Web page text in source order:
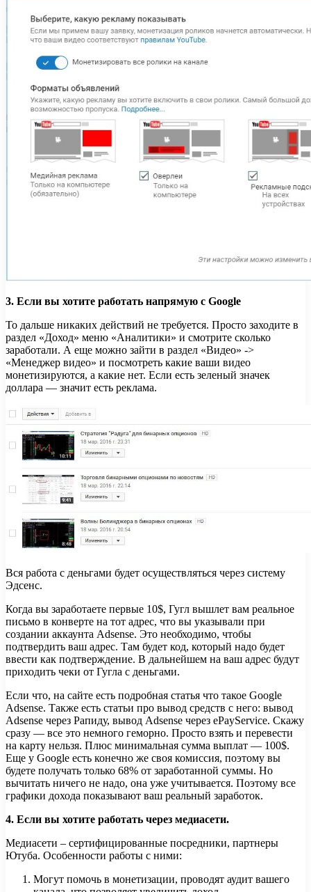
3. Если вы хотите работать напрямую с Google
То дальше никаких действий не требуется. Просто заходите в
раздел «Доход» меню «Аналитики» и смотрите сколько
заработали. А еще можно зайти в раздел «Видео» ->
«Менеджер видео» и посмотреть какие ваши видео
монетизируются, а какие нет. Если есть зеленый значек
доллара — значит есть реклама.
Вся работа с деньгами будет осуществляться через систему
Эдсенс.
Когда вы заработаете первые 10$, Гугл вышлет вам реальное
письмо в конверте на тот адрес, что вы указывали при
создании аккаунта Adsense. Это необходимо, чтобы
подтвердить ваш адрес. Там будет код, который надо будет
ввести как подтверждение. В дальнейшем на ваш адрес будут
приходить чеки от Гугла с деньгами.
Если что, на сайте есть подробная статья что такое Google
Adsense. Также есть статьи про вывод средств с него: вывод
Adsense через Рапиду, вывод Adsense через ePayService. Скажу
сразу — все это немного геморно. Просто взять и перевести
на карту нельзя. Плюс минимальная сумма выплат — 100$.
Еще у Google есть конечно же своя комиссия, поэтому вы
будете получать только 68% от заработанной суммы. Но
вычитать ничего не надо, она уже учитывается. Поэтому все
графики дохода показывают ваш реальный заработок.
4. Если вы хотите работать через медиасети.
Медиасети – сертифицированные посредники, партнеры
Ютуба. Особенности работы с ними:
Могут помочь в монетизации, проводят аудит вашего